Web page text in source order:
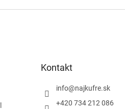
Kontakt
info@najkufre.sk
+420 734 212 086